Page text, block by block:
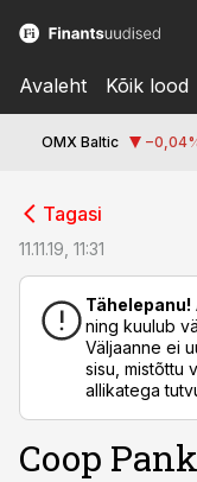
Avaleht Kõik lood
OMX Baltic −0,04
Tagasi
11.11.19, 11:31
Tähelepanu!
ning kuulub
Väljaanne ei
sisu, mistõttu
allikatega
Coop